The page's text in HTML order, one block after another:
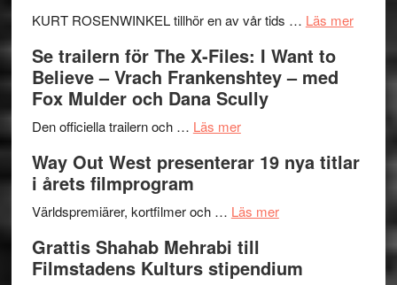
KURT ROSENWINKEL tillhör en av vår tids … Läs merom
II
Se trailern för The X-Files: I Want to
Believe – Vrach Frankenshtey – med
Fox Mulder och Dana Scully
Den officiella trailern och … Läs merom
trailern
The
Files:
I
Way Out West presenterar 19 nya titlar
i årets filmprogram
Världspremiärer, kortfilmer och … Läs merom
West
Grattis Shahab Mehrabi till
Filmstadens Kulturs stipendium